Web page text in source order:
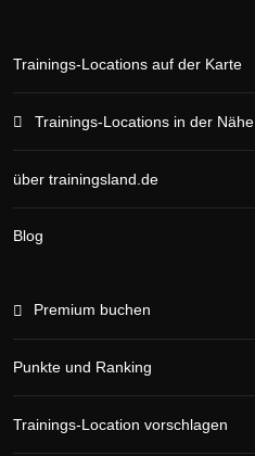
Trainings-Locations auf der Karte
Trainings-Locations in der Nähe
über trainingsland.de
Blog
Premium buchen
Punkte und Ranking
Trainings-Location vorschlagen